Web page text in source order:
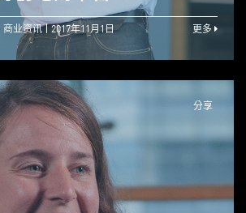
商业资讯 2017年11月1日 更多
分享